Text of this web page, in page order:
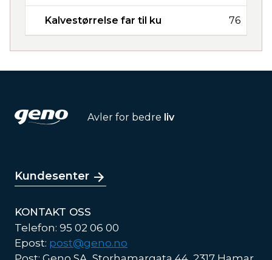
Kalvestørrelse far til ku 76
Avler for bedre liv
Kundesenter
KONTAKT OSS
Telefon: 95 02 06 00
Epost: post@geno.no